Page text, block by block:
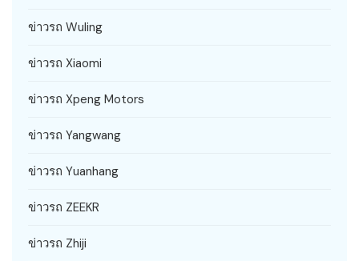
ข่าวรถ Wuling
ข่าวรถ Xiaomi
ข่าวรถ Xpeng Motors
ข่าวรถ Yangwang
ข่าวรถ Yuanhang
ข่าวรถ ZEEKR
ข่าวรถ Zhiji